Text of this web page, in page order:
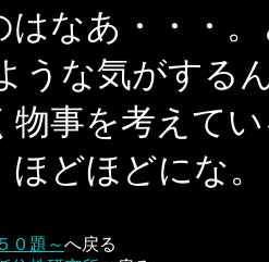
はなあ・・・
うな気がする
物事を考えて
どほどにな。
０題～へ戻る